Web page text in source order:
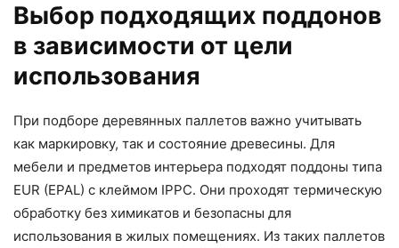
Выбор подходящих поддонов
в зависимости от цели
использования
При подборе деревянных паллетов важно учитывать
как маркировку, так и состояние древесины. Для
мебели и предметов интерьера подходят поддоны типа
EUR (EPAL) с клеймом IPPC. Они проходят термическую
обработку без химикатов и безопасны для
использования в жилых помещениях. Из таких паллетов